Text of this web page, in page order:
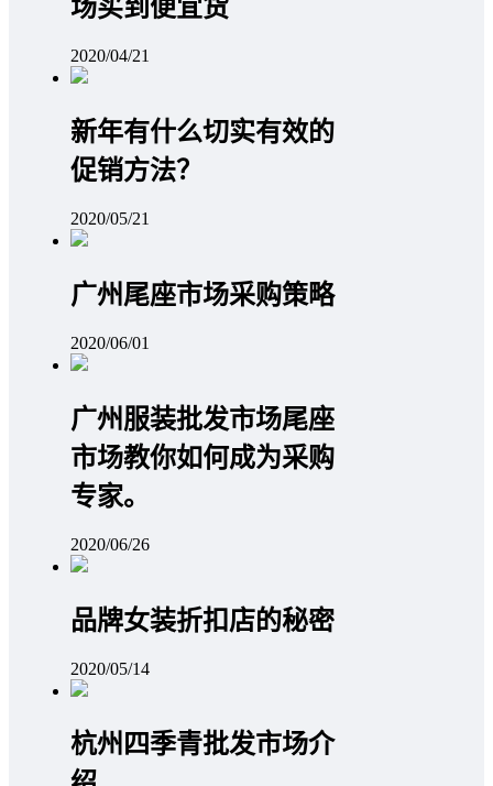
场买到便宜货
2020/04/21
新年有什么切实有效的
促销方法？
2020/05/21
广州尾座市场采购策略
2020/06/01
广州服装批发市场尾座
市场教你如何成为采购
专家。
2020/06/26
品牌女装折扣店的秘密
2020/05/14
杭州四季青批发市场介